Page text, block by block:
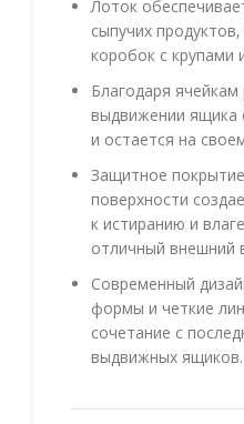
Лоток
сыпучих
коробок с крупами
Благодаря
выдвижении ящика
и остается на
Защитное
поверхности
к истиранию и
отличный внешний
Современный
формы и четкие
сочетание с
выдвижных ящиков.